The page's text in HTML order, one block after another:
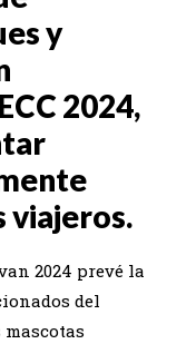
y
2024,
viajeros.
2024 prevé la
del